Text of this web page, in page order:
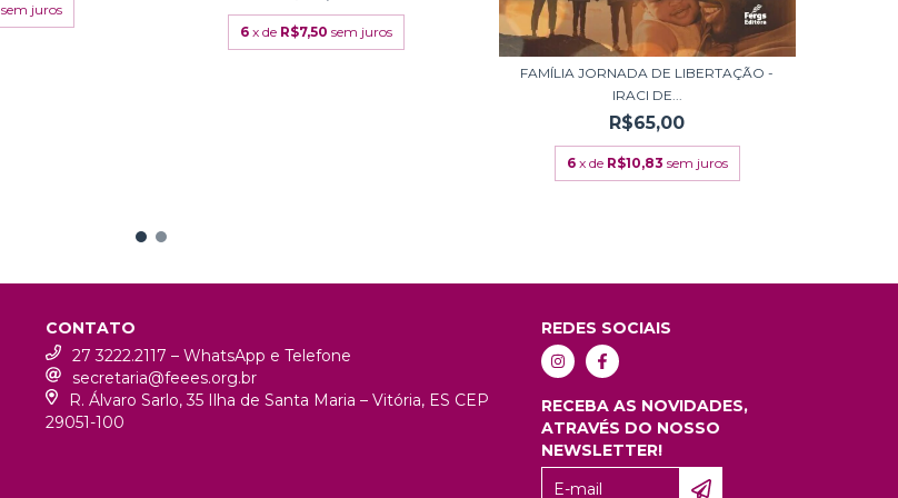
sem juros
6 x de R$7,50 sem juros
FAMÍLIA JORNADA DE LIBERTAÇÃO -
IRACI DE...
R$65,00
6 x de R$10,83 sem juros
CONTATO
27 3222.2117 – WhatsApp e Telefone
secretaria@feees.org.br
R. Álvaro Sarlo, 35 Ilha de Santa Maria – Vitória, ES CEP
29051-100
REDES SOCIAIS
RECEBA AS NOVIDADES,
ATRAVÉS DO NOSSO
NEWSLETTER!